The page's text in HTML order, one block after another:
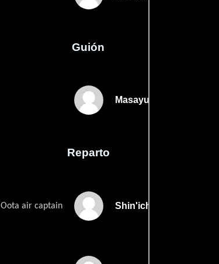
Guión
Masayuki Imais
Reparto
Oota air captain Shin'ichi Chiba